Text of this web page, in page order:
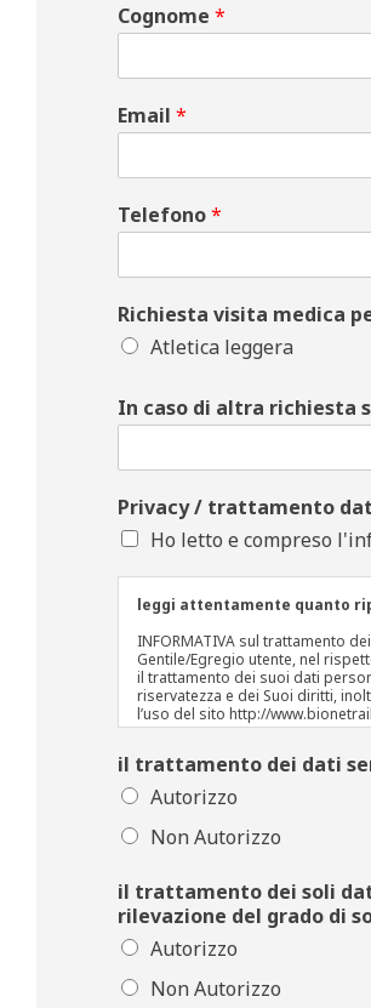
Cognome *
Email *
Telefono*
Richiesta visita medica
Atletica leggera
In caso di altra richiesta
Privacy / trattamento
Ho letto e compreso
leggi attentamente quanto
INFORMATIVA sul trattamento
Gentile/Egregio utente, nel
il trattamento dei suoi dati
riservatezza e dei Suoi diritti,
l’uso del sito http://
A seguito della consultazione di
“titolare” del loro trattamento è
IVAN FREDDI, che ha sede
“responsabile della protezione dei
Bione (BS) – Italy – sito http://
Luogo di trattamento dei dati
I trattamenti connessi ai servizi
185 - 10149 – Torino - Italy, in
derivante dal servizio web viene
il trattamento dei dati
Autorizzo
Non Autorizzo
il trattamento dei soli
rilevazione del grado di
Autorizzo
Non Autorizzo